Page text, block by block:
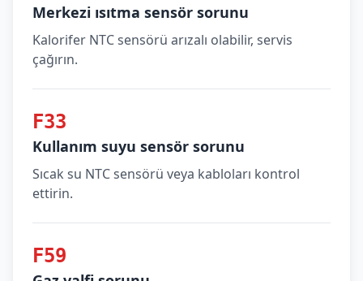
Merkezi ısıtma sensör sorunu
Kalorifer NTC sensörü arızalı olabilir, servis
çağırın.
F33
Kullanım suyu sensör sorunu
Sıcak su NTC sensörü veya kabloları kontrol
ettirin.
F59